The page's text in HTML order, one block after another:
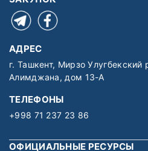
АДРЕС
г. Ташкент, Мирзо Улугбекский
Алимджана, дом 13-А
ТЕЛЕФОНЫ
+998 71 237 23 86
ОФИЦИАЛЬНЫЕ РЕСУРСЫ